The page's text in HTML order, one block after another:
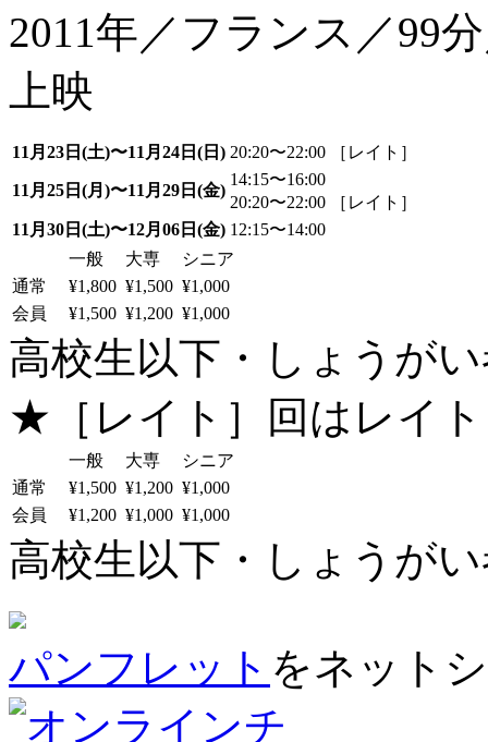
2011年／フランス／99
上映
11月23日(土)〜11月24日(日) 20:20〜22:00 ［レイト］
11月25日(月)〜11月29日(金)
14:15〜16:00
20:20〜22:00 ［レイト］
11月30日(土)〜12月06日(金) 12:15〜14:00
一般
大専
シニア
通常
¥1,800 ¥1,500 ¥1,000
会員
¥1,500 ¥1,200 ¥1,000
高校生以下・しょうがい
★［レイト］回はレイ
一般 大専
シニア
通常
¥1,500 ¥1,200 ¥1,000
会員
¥1,200 ¥1,000 ¥1,000
高校生以下・しょうがい
パンフレット をネット